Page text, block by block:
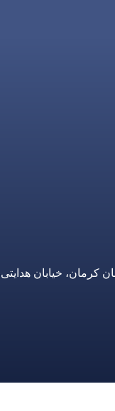
هدایتی، مجتمع تجاری 14